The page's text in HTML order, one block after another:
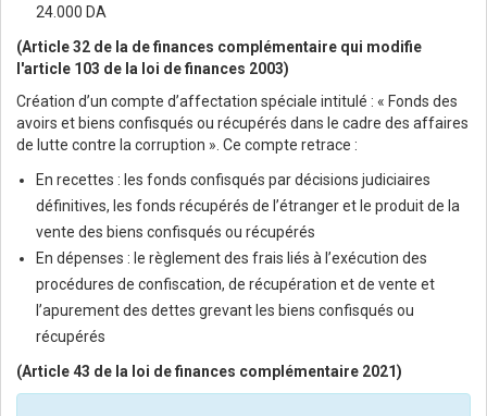
24.000 DA
(Article 32 de la de finances complémentaire qui modifie
l'article 103 de la loi de finances 2003)
Création d’un compte d’affectation spéciale intitulé : « Fonds des
avoirs et biens confisqués ou récupérés dans le cadre des affaires
de lutte contre la corruption ». Ce compte retrace :
En recettes : les fonds confisqués par décisions judiciaires
définitives, les fonds récupérés de l’étranger et le produit de la
vente des biens confisqués ou récupérés
En dépenses : le règlement des frais liés à l’exécution des
procédures de confiscation, de récupération et de vente et
l’apurement des dettes grevant les biens confisqués ou
récupérés
(Article 43 de la loi de finances complémentaire 2021)